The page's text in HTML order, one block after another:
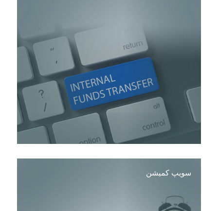
سویپ کمیشن